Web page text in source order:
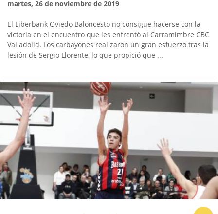
martes, 26 de noviembre de 2019
El Liberbank Oviedo Baloncesto no consigue hacerse con la
victoria en el encuentro que les enfrentó al Carramimbre CBC
Valladolid. Los carbayones realizaron un gran esfuerzo tras la
lesión de Sergio Llorente, lo que propició que ...